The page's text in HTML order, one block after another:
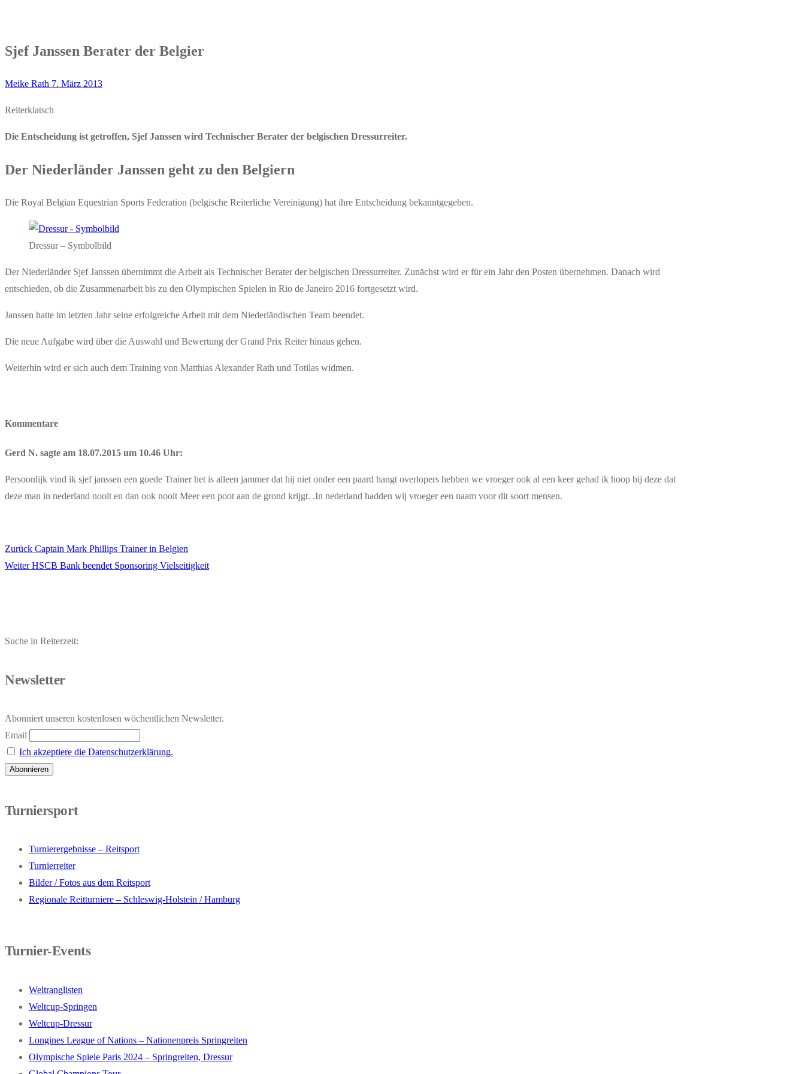
Sjef Janssen Berater der Belgier
Meike Rath 7. März 2013
Reiterklatsch
Die Entscheidung ist getroffen, Sjef Janssen wird Technischer Berater der belgischen Dressurreiter.
Der Niederländer Janssen geht zu den Belgiern
Die Royal Belgian Equestrian Sports Federation (belgische Reiterliche Vereinigung) hat ihre Entscheidung bekanntgegeben.
Dressur – Symbolbild
Der Niederländer Sjef Janssen übernimmt die Arbeit als Technischer Berater der belgischen Dressurreiter. Zunächst wird er für ein Jahr den Posten übernehmen. Danach wird
entschieden, ob die Zusammenarbeit bis zu den Olympischen Spielen in Rio de Janeiro 2016 fortgesetzt wird.
Janssen hatte im letzten Jahr seine erfolgreiche Arbeit mit dem Niederländischen Team beendet.
Die neue Aufgabe wird über die Auswahl und Bewertung der Grand Prix Reiter hinaus gehen.
Weiterhin wird er sich auch dem Training von Matthias Alexander Rath und Totilas widmen.
Kommentare
Gerd N. sagte am 18.07.2015 um 10.46 Uhr:
Persoonlijk vind ik sjef janssen een goede Trainer het is alleen jammer dat hij niet onder een paard hangt overlopers hebben we vroeger ook al een keer gehad ik hoop bij deze dat
deze man in nederland nooit en dan ook nooit Meer een poot aan de grond krijgt. .In nederland hadden wij vroeger een naam voor dit soort mensen.
Beitragsnavigation
Zurück Vorheriger
Beitrag:
Captain Mark Phillips Trainer in Belgien
Weiter Nächster
HSCB Bank beendet Sponsoring Vielseitigkeit
Suche in Reiterzeit:
Newsletter
Abonniert unseren kostenlosen wöchentlichen Newsletter.
Email
Ich akzeptiere die Datenschutzerklärung.
Turniersport
Turnierergebnisse – Reitsport
Turnierreiter
Bilder / Fotos aus dem Reitsport
Regionale Reitturniere – Schleswig-Holstein / Hamburg
Turnier-Events
Weltranglisten
Weltcup-Springen
Weltcup-Dressur
Longines League of Nations – Nationenpreis Springreiten
Olympische Spiele Paris 2024 – Springreiten, Dressur